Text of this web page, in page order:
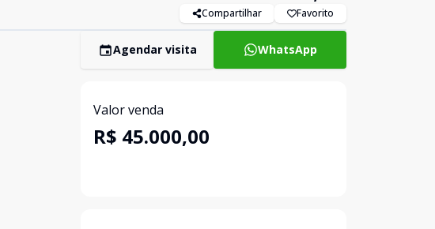
Compartilhar Favorito
Agendar visita WhatsApp
Valor venda
R$ 45.000,00